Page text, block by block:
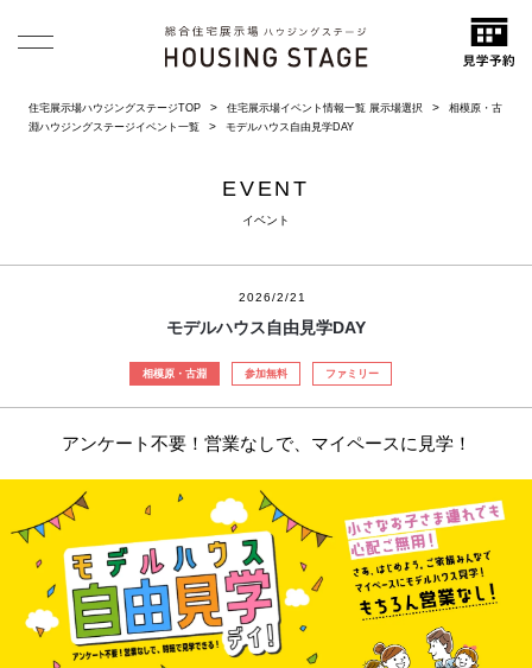
住宅展示場ハウジングステージTOP 住宅展示場イベント情報一覧 展示場選択
相模原・古
淵ハウジングステージイベント一覧
モデルハウス自由見学DAY
EVENT
イベント
2026/2/21
モデルハウス自由見学DAY
相模原・古淵 参加無料 ファミリー
アンケート不要！営業なしで、マイペースに見学！